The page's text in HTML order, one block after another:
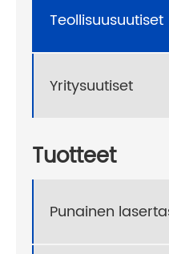
Teollisuusuutiset
Yritysuutiset
Tuotteet
Punainen